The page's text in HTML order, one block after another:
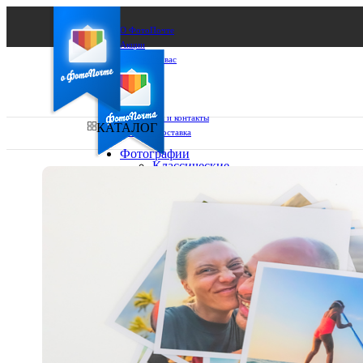
О ФотоПочте
Акции
Сделаем за вас
Бизнесу
FAQ
Франшиза
Поддержка и контакты
Оплата и доставка
Выберите из списка:
КАТАЛОГ
Фотографии
Классические
10х15
15х15
15х20
20х20
20х30
30х30
30х40
Фото
в